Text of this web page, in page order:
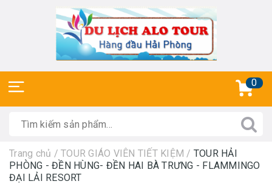
0
Trang chủ / TOUR GIÁO VIÊN TIẾT KIỆM / TOUR HẢI
PHÒNG - ĐỀN HÙNG- ĐỀN HAI BÀ TRƯNG - FLAMMINGO
ĐẠI LẢI RESORT